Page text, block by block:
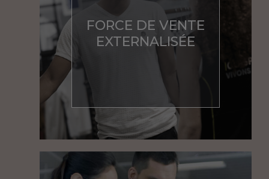
FORCE DE VENTE
EXTERNALISÉE